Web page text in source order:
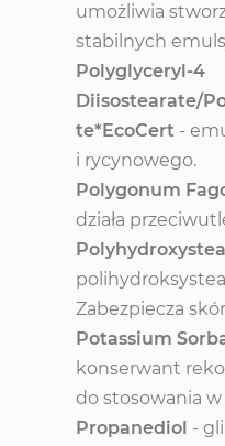
umożliwia
stabilnych
Polyglyceryl-4
Diisostearate/
te*EcoCert -
i rycynowego.
Polygonum
działa
Zabezpiecza
Potassium
konserwant
do stosowania
Propanediol -